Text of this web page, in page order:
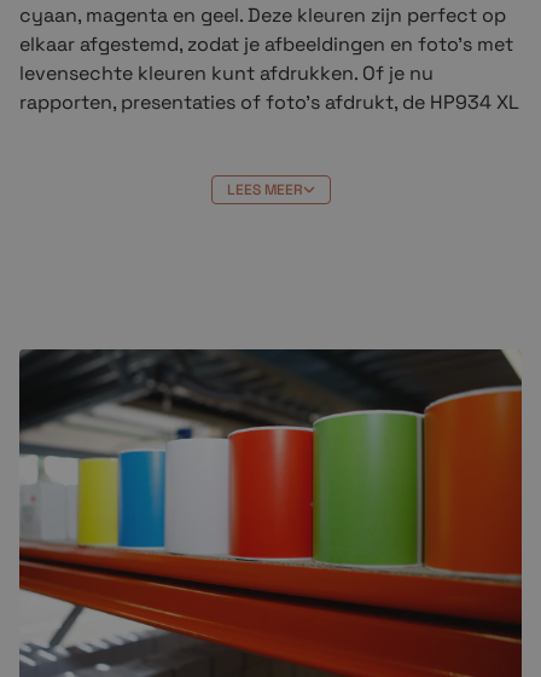
cyaan, magenta en geel. Deze kleuren zijn perfect op
elkaar afgestemd, zodat je afbeeldingen en foto's met
levensechte kleuren kunt afdrukken. Of je nu
rapporten, presentaties of foto's afdrukt, de HP934 XL
Bestellen bij Crazylabels
HP934XL Ycartridge bestellen bij Crazylabels heeft
veel voordelen. Je profiteert van de beste prijs en:
Uitmuntende klantenservice (klanten
beoordelen ons met een 9,7)
Gratis op rekening bestellen
LEES MEER